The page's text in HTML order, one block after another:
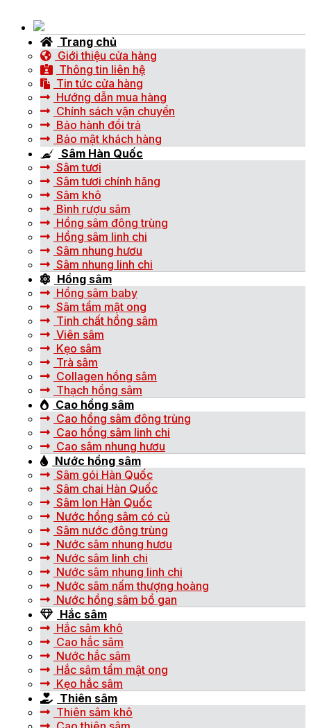
Trang chủ
Giới thiệu cửa hàng
Thông tin liên hệ
Tin tức cửa hàng
Hướng dẫn mua hàng
Chính sách vận chuyển
Bảo hành đổi trả
Bảo mật khách hàng
Sâm Hàn Quốc
Sâm tươi
Sâm tươi chính hãng
Sâm khô
Bình rượu sâm
Hồng sâm đông trùng
Hồng sâm linh chi
Sâm nhung hươu
Sâm nhung linh chi
Hồng sâm
Hồng sâm baby
Sâm tẩm mật ong
Tinh chất hồng sâm
Viên sâm
Kẹo sâm
Trà sâm
Collagen hồng sâm
Thạch hồng sâm
Cao hồng sâm
Cao hồng sâm đông trùng
Cao hồng sâm linh chi
Cao sâm nhung hươu
Nước hồng sâm
Sâm gói Hàn Quốc
Sâm chai Hàn Quốc
Sâm lon Hàn Quốc
Nước hồng sâm có củ
Sâm nước đông trùng
Nước sâm nhung hươu
Nước sâm linh chi
Nước sâm nhung linh chi
Nước sâm nấm thượng hoàng
Nước hồng sâm bổ gan
Hắc sâm
Hắc sâm khô
Cao hắc sâm
Nước hắc sâm
Hắc sâm tẩm mật ong
Kẹo hắc sâm
Thiên sâm
Thiên sâm khô